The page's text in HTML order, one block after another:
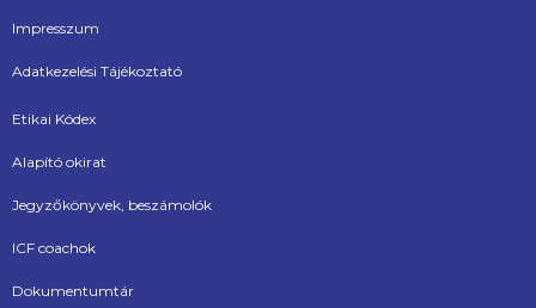
Impresszum
Adatkezelési Tájékoztató
Etikai Kódex
Alapító okirat
Jegyzőkönyvek, beszámolók
ICF coachok
Dokumentumtár